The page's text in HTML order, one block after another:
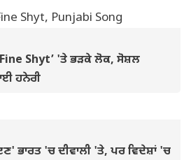
Shyt’ 'ਤੇ ਭੜਕੇ ਲੋਕ, ਸੋਸ਼ਲ
ਹਨੇਰੀ
ਭਾਰਤ 'ਚ ਦੀਵਾਲੀ 'ਤੇ, ਪਰ ਵਿਦੇਸ਼ਾਂ 'ਚ